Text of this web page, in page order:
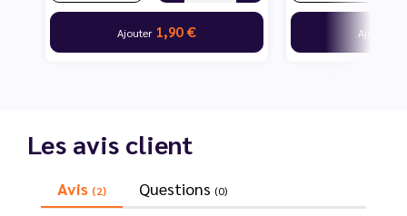
Ajouter 1,90 € Ajouter
Les avis client
Avis (2) Questions (0)